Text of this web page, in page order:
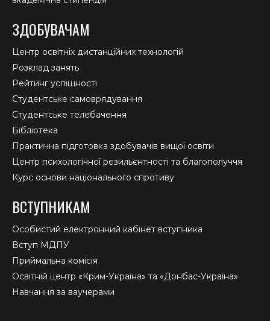
ЗДОБУВАЧАМ
Центр освітніх дистанційних технологій
Розклад занять
Рейтинг успішності
Студентське самоврядування
Студентське телебачення
Бібліотека
Практична підготовка здобувачів вищої освіти
Центр психологічної резильєнтності та благополуччя
Курс основи національного спротиву
ВСТУПНИКАМ
Особистий електронний кабінет вступника
Вступ МДПУ
Приймальна комісія
Освітній центр «Крим-Україна» та «Донбас-Україна»
Навчання за ваучерами